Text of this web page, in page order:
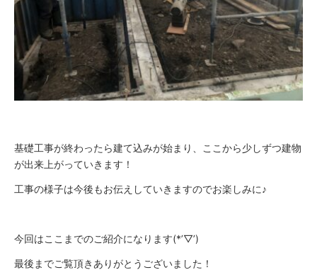
基礎工事が終わったら建て込みが始まり、ここから少しずつ建物
が出来上がっていきます！
工事の様子は今後もお伝えしていきますのでお楽しみに♪
今回はここまでのご紹介になります(*’▽’)
最後までご覧頂きありがとうございました！